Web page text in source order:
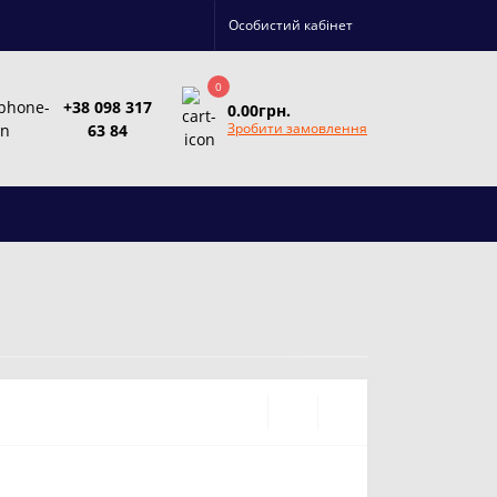
Особистий кабінет
+38 098 317
63 84
0
0.00грн.
Зробити замовлення